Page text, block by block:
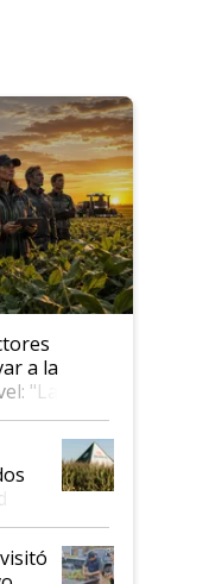
a la
"Las
son